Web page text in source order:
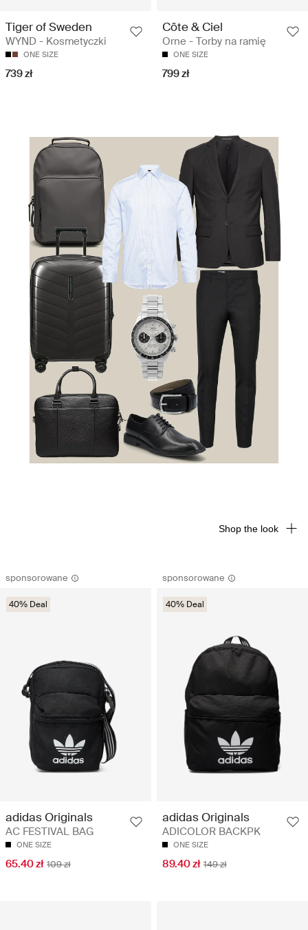
Tiger of Sweden
WYND - Kosmetyczki
ONE SIZE
739 zł
Côte & Ciel
Orne - Torby na ramię
ONE SIZE
799 zł
sponsorowane
40% Deal
adidas Originals
AC FESTIVAL BAG
ONE SIZE
65.40 zł 109 zł
sponsorowane
40% Deal
adidas Originals
ADICOLOR BACKPK
ONE SIZE
89.40 zł 149 zł
Shop the look